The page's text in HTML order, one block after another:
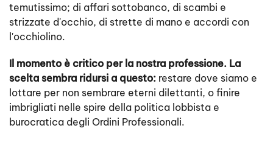
temutissimo; di affari sottobanco, di scambi e
strizzate d'occhio, di strette di mano e accordi con
l'occhiolino.
Il momento è critico per la nostra professione. La
scelta sembra ridursi a questo: restare dove siamo e
lottare per non sembrare eterni dilettanti, o finire
imbrigliati nelle spire della politica lobbista e
burocratica degli Ordini Professionali.